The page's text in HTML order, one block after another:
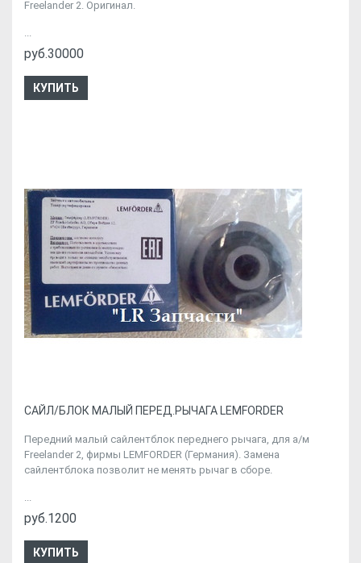
Freelander 2. Оригинал.
...
руб.30000
КУПИТЬ
CАЙЛ/БЛОК МАЛЫЙ ПЕРЕД.РЫЧАГА LEMFORDER
Передний малый сайлентблок переднего рычага, для а/м
Freelander 2, фирмы LEMFORDER (Германия). Замена
сайлентблока позволит не менять рычаг в сборе.
...
руб.1200
КУПИТЬ